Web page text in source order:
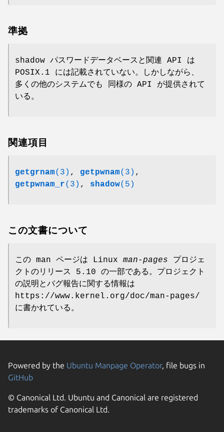
準拠
shadow パスワードデータベースと関連 API は
POSIX.1 には記載されていない。しかしながら、
多くの他のシステムでも 同様の API が提供されて
いる。
関連項目
getgrnam(3) , getpwnam(3) ,
getpwnam_r(3) , shadow(5)
この文書について
この man ページは Linux man-pages プロジェ
クトのリリース 5.10 の一部である。プロジェクト
の説明とバグ報告に関する情報は
https://www.kernel.org/doc/man-pages/
に書かれている。
Powered by the Ubuntu Manpage Operator, file bugs in
GitHub
© Canonical Ltd. Ubuntu and Canonical are registered
trademarks of Canonical Ltd.